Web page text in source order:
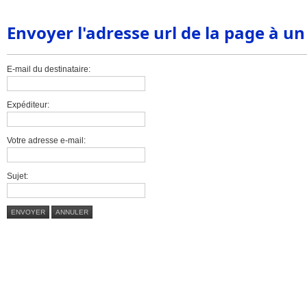
Envoyer l'adresse url de la page à
E-mail du destinataire:
Expéditeur:
Votre adresse e-mail:
Sujet:
ENVOYER ANNULER